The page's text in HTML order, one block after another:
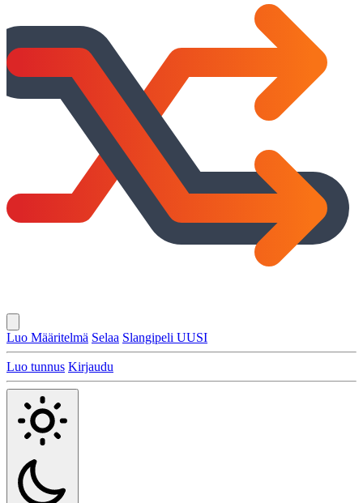
Luo Määritelmä Selaa Slangipeli UUSI
Luo tunnus Kirjaudu